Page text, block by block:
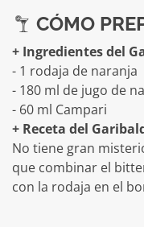
CÓMO
+ Ingredientes del
- 1 rodaja de naranja
- 180 ml de jugo de
- 60 ml Campari
+ Receta del
No tiene gran
que combinar el
con la rodaja en el